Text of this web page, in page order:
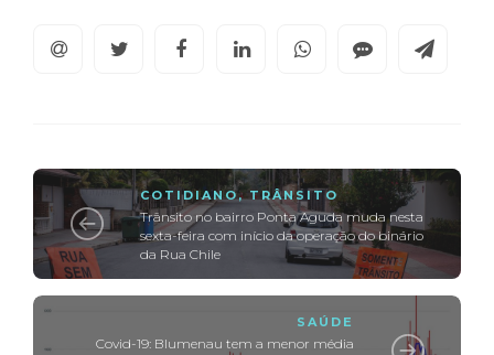
COTIDIANO,TRÂNSITO
Trânsito no bairro Ponta Aguda muda nesta
sexta-feira com início da operação do binário
da Rua Chile
SAÚDE
Covid-19: Blumenau tem a menor média